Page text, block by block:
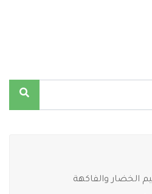
الخضار والفاكهة